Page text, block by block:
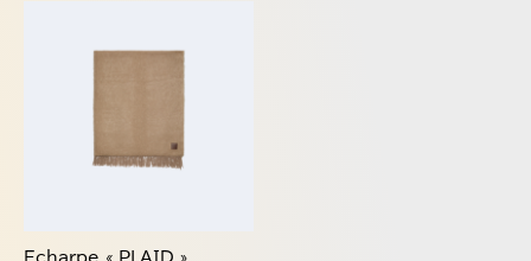
Echarpe « PLAID »